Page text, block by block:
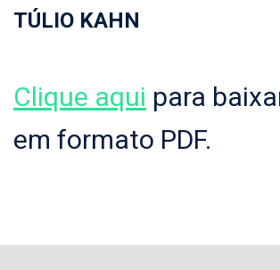
TÚLIO KAHN
Clique aqui para
em formato PDF.